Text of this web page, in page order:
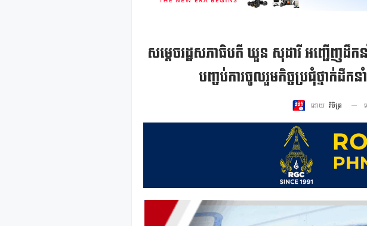
សម្តេចរដ្ឋសភាធិបតី ឃួន សុដារី អញ្ជើញដឹ
បញ្ចប់ការចូលរួមកិច្ចប្រជុំថ្នាក់ដឹ
ដោយ វិចិត្រ